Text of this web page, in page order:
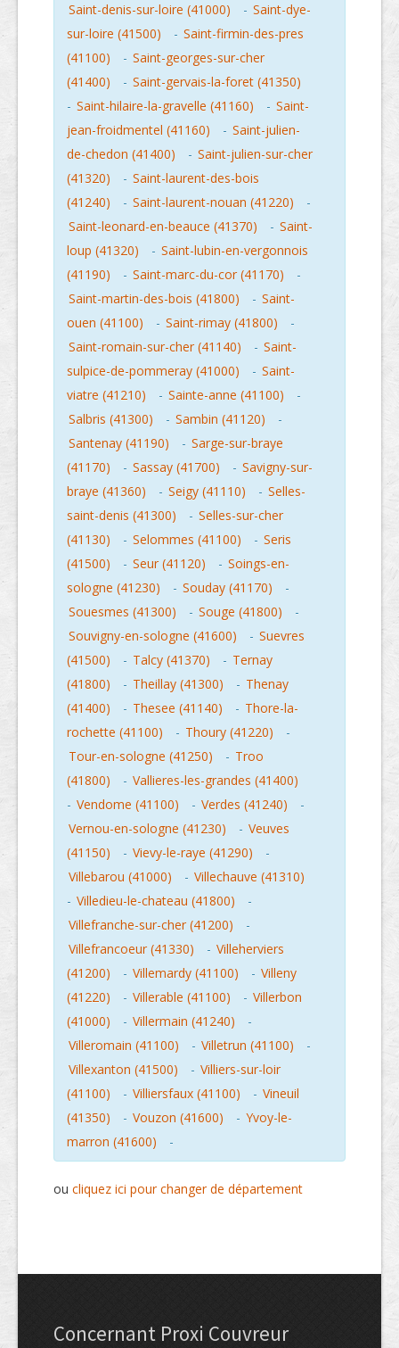
Saint-denis-sur-loire (41000)
- Saint-dye-
sur-loire (41500)
- Saint-firmin-des-pres
(41100)
- Saint-georges-sur-cher
(41400)
- Saint-gervais-la-foret (41350)
- Saint-hilaire-la-gravelle (41160) - Saint-
jean-froidmentel (41160)
- Saint-julien-
de-chedon (41400)
- Saint-julien-sur-cher
(41320)
- Saint-laurent-des-bois
(41240)
- Saint-laurent-nouan (41220)
-
Saint-leonard-en-beauce (41370)
- Saint-
loup (41320)
- Saint-lubin-en-vergonnois
(41190)
- Saint-marc-du-cor (41170)
-
Saint-martin-des-bois (41800)
- Saint-
ouen (41100)
- Saint-rimay (41800)
-
Saint-romain-sur-cher (41140)
- Saint-
sulpice-de-pommeray (41000)
- Saint-
viatre (41210)
- Sainte-anne (41100)
-
Salbris (41300)
- Sambin (41120)
-
Santenay (41190)
- Sarge-sur-braye
(41170)
- Sassay (41700) - Savigny-sur-
braye (41360)
- Seigy (41110) - Selles-
saint-denis (41300)
- Selles-sur-cher
(41130)
- Selommes (41100) - Seris
(41500)
- Seur (41120) - Soings-en-
sologne (41230)
- Souday (41170)
-
Souesmes (41300)
- Souge (41800)
-
Souvigny-en-sologne (41600)
- Suevres
(41500)
- Talcy (41370) - Ternay
(41800)
- Theillay (41300) - Thenay
(41400)
- Thesee (41140) - Thore-la-
rochette (41100)
- Thoury (41220)
-
Tour-en-sologne (41250)
- Troo
(41800)
- Vallieres-les-grandes (41400)
- Vendome (41100) - Verdes (41240)
-
Vernou-en-sologne (41230)
- Veuves
(41150)
- Vievy-le-raye (41290)
-
Villebarou (41000)
- Villechauve (41310)
- Villedieu-le-chateau (41800)
-
Villefranche-sur-cher (41200)
-
Villefrancoeur (41330)
- Villeherviers
(41200)
- Villemardy (41100) - Villeny
(41220)
- Villerable (41100) - Villerbon
(41000)
- Villermain (41240)
-
Villeromain (41100)
- Villetrun (41100)
-
Villexanton (41500)
- Villiers-sur-loir
(41100)
- Villiersfaux (41100) - Vineuil
(41350)
- Vouzon (41600) - Yvoy-le-
marron (41600)
-
ou cliquez ici pour changer de département
Concernant Proxi Couvreur